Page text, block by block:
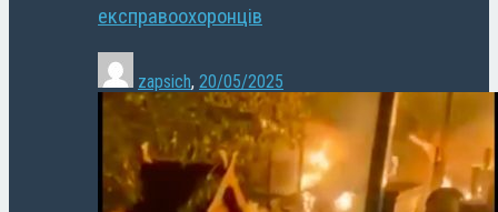
експравоохоронців
zapsich, 20/05/2025